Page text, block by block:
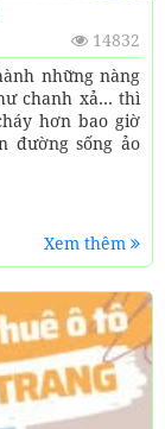
14832
những nàng
chanh xả… thì
hơn bao giờ
đường sống ảo
Xem thêm